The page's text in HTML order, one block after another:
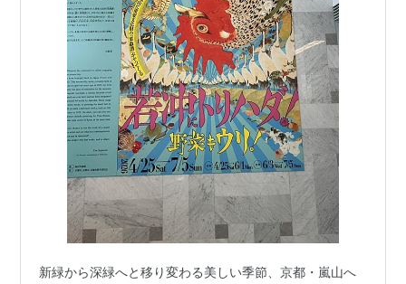
新緑から深緑へと移り変わる美しい季節、京都・嵐山へ